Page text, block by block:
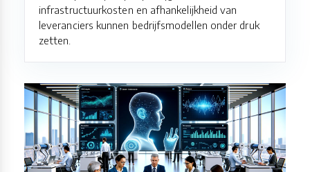
infrastructuurkosten en afhankelijkheid van
leveranciers kunnen bedrijfsmodellen onder druk
zetten.